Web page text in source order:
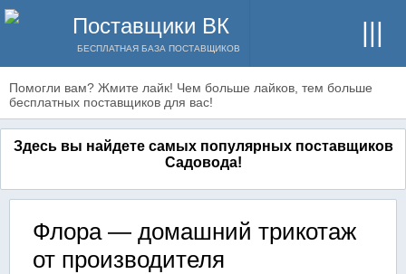
Поставщики ВК
БЕСПЛАТНАЯ БАЗА ПОСТАВЩИКОВ
Помогли вам? Жмите лайк! Чем больше лайков, тем больше
бесплатных поставщиков для вас!
Здесь вы найдете самых популярных поставщиков
Садовода!
Флора — домашний трикотаж
от производителя